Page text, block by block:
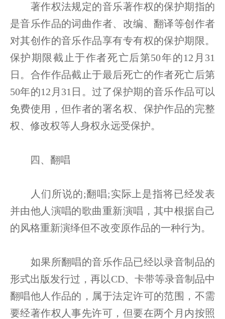
著作权法规定的音乐著作权的保护期指的
是音乐作品的词曲作者、改编、翻译等创作者
对其创作的音乐作品享有专有权的保护期限。
保护期限截止于作者死亡后第50年的12月31
日。合作作品截止于最后死亡的作者死亡后第
50年的12月31日。过了保护期的音乐作品可以
免费使用，但作者的署名权、保护作品的完整
权、修改权等人身权永远受保护。
四、翻唱
人们所说的;翻唱;实际上是指将已经发表
并由他人演唱的歌曲重新演唱，其中根据自己
的风格重新演绎但不改变原作品的一种行为。
如果所翻唱的音乐作品已经以录音制品的
形式出版发行过，再以CD、卡带等录音制品中
翻唱他人作品的，属于法定许可的范围，不需
要经著作权人事先许可，但要在两个月内按照